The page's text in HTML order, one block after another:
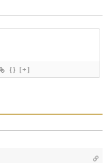
{} [+]